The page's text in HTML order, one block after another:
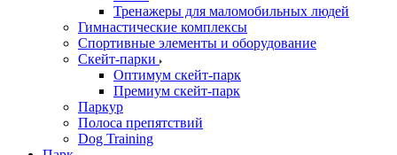
Тренажеры для маломобильных людей
Гимнастические комплексы
Спортивные элементы и оборудование
Скейт-парки
Оптимум скейт-парк
Премиум скейт-парк
Паркур
Полоса препятствий
Dog Training